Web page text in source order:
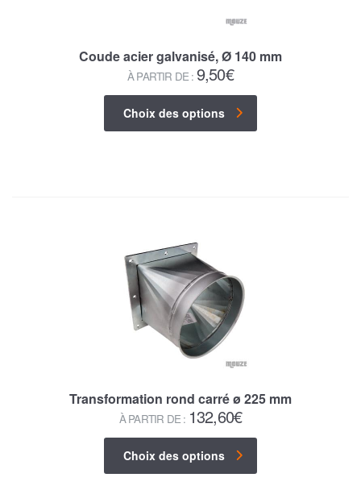
Coude acier galvanisé, Ø 140 mm
À PARTIR DE : 9,50€
Choix des options
Transformation rond carré ø 225 mm
À PARTIR DE : 132,60€
Choix des options